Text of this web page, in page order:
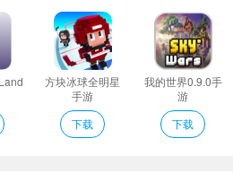
玩着玩着你会发现，这故事线比我家
会儿要你去救猫，一会儿又要阻止外
这剧本是不是找错地方了？应该送去
超能英雄救援队》还是有几个亮点值
方块冰球全明星
手游
下载
我的世界0.9.0手
游
下载